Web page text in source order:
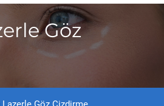
Göz